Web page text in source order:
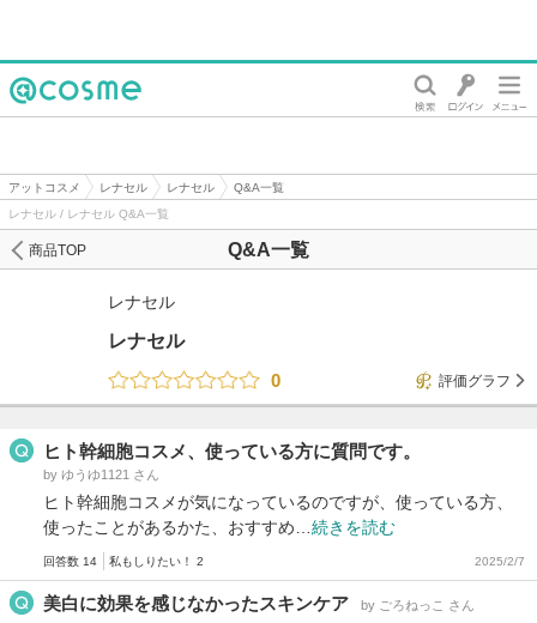
アットコスメ レナセル レナセル
Q&A一覧
レナセル / レナセル Q&A一覧
Q&A一覧
商品TOP
レナセル
レナセル
0
評価グラフ
ヒト幹細胞コスメ、使っている方に質問です。
by ゆうゆ1121 さん
ヒト幹細胞コスメが気になっているのですが、使っている方、
使ったことがあるかた、おすすめ… 続きを読む
回答数 14 私もしりたい！ 2 2025/2/7
美白に効果を感じなかったスキンケア by ごろねっこ さん